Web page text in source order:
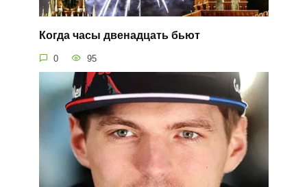
Когда часы двенадцать бьют
0 95